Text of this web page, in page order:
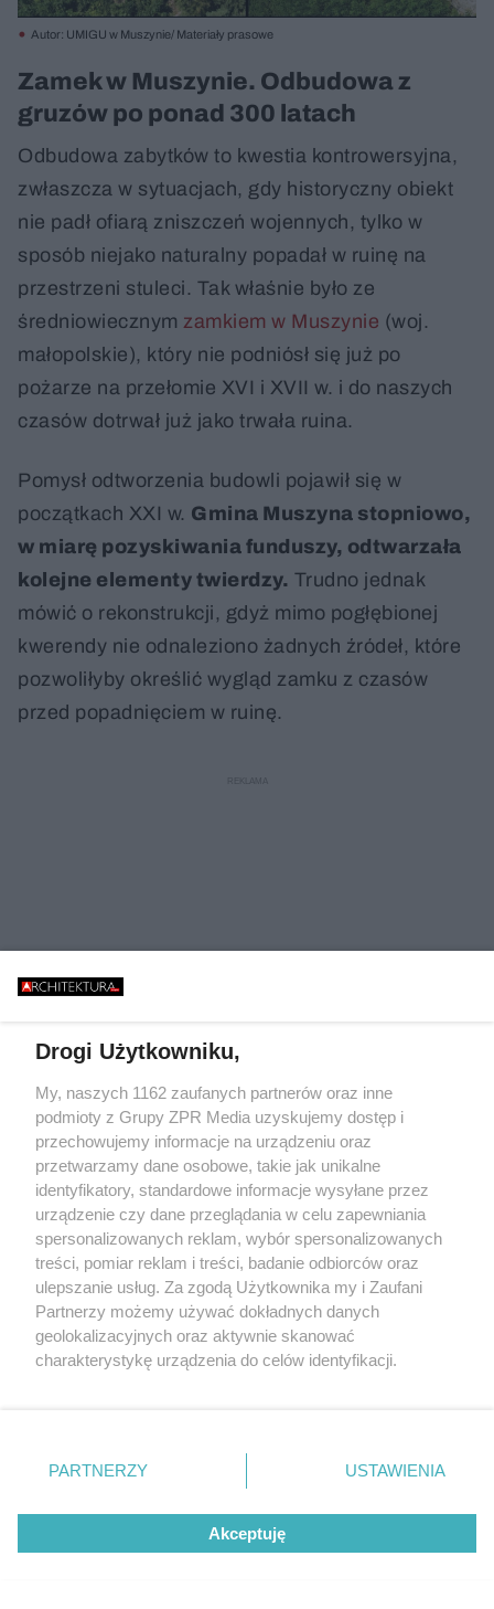
Autor: UMIGU w Muszynie/ Materiały prasowe
Zamek w Muszynie. Odbudowa z
gruzów po ponad 300 latach
Odbudowa zabytków to kwestia kontrowersyjna,
zwłaszcza w sytuacjach, gdy historyczny obiekt
nie padł ofiarą zniszczeń wojennych, tylko w
sposób niejako naturalny popadał w ruinę na
przestrzeni stuleci. Tak właśnie było ze
średniowiecznym zamkiem w Muszynie (woj.
małopolskie), który nie podniósł się już po
pożarze na przełomie XVI i XVII w. i do naszych
czasów dotrwał już jako trwała ruina.
Pomysł odtworzenia budowli pojawił się w
początkach XXI w. Gmina Muszyna stopniowo,
w miarę pozyskiwania funduszy, odtwarzała
kolejne elementy twierdzy. Trudno jednak
mówić o rekonstrukcji, gdyż mimo pogłębionej
kwerendy nie odnaleziono żadnych źródeł, które
pozwoliłyby określić wygląd zamku z czasów
przed popadnięciem w ruinę.
– Zachowały się jedynie materiały źródłowe
wtórne lub też ryciny, obrazy, zdjęcia obrazujące
daleko już posuniętą degradację zamku, a w
Drogi Użytkowniku,
My, naszych 1162 zaufanych partnerów oraz inne
podmioty z Grupy ZPR Media uzyskujemy dostęp i
przechowujemy informacje na urządzeniu oraz
przetwarzamy dane osobowe, takie jak unikalne
identyfikatory, standardowe informacje wysyłane przez
urządzenie czy dane przeglądania w celu zapewniania
spersonalizowanych reklam, wybór spersonalizowanych
treści, pomiar reklam i treści, badanie odbiorców oraz
ulepszanie usług. Za zgodą Użytkownika my i Zaufani
Partnerzy możemy używać dokładnych danych
geolokalizacyjnych oraz aktywnie skanować
charakterystykę urządzenia do celów identyfikacji.
zmienić/wycofać klikając przycisk ustawień prywatności
znajdujący się w lewym dolnym rogu strony
rodzaje przetwarzania danych nie wymagają zgody
użytkownika, ale masz prawo sprzeciwić się takiemu
przetwarzaniu. Preferencje będą miały zastosowanie tylko
PARTNERZY USTAWIENIA
Akceptuję